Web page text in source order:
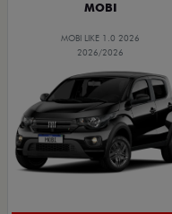
MOBI
MOBI LIKE 1.0 2026
2026/2026